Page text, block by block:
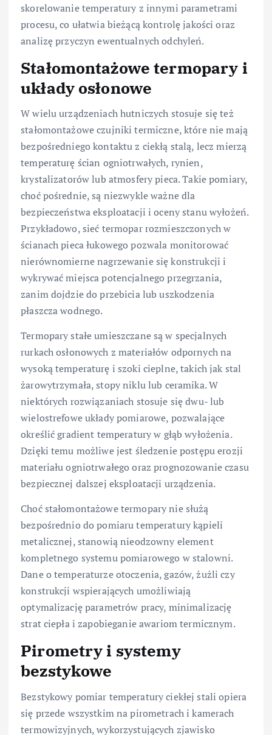
skorelowanie temperatury z innymi parametrami
procesu, co ułatwia bieżącą kontrolę jakości oraz
analizę przyczyn ewentualnych odchyleń.
Stałomontażowe termopary i
układy osłonowe
W wielu urządzeniach hutniczych stosuje się też
stałomontażowe czujniki termiczne, które nie mają
bezpośredniego kontaktu z ciekłą stalą, lecz mierzą
temperaturę ścian ogniotrwałych, rynien,
krystalizatorów lub atmosfery pieca. Takie pomiary,
choć pośrednie, są niezwykle ważne dla
bezpieczeństwa eksploatacji i oceny stanu wyłożeń.
Przykładowo, sieć termopar rozmieszczonych w
ścianach pieca łukowego pozwala monitorować
nierównomierne nagrzewanie się konstrukcji i
wykrywać miejsca potencjalnego przegrzania,
zanim dojdzie do przebicia lub uszkodzenia
płaszcza wodnego.
Termopary stałe umieszczane są w specjalnych
rurkach osłonowych z materiałów odpornych na
wysoką temperaturę i szoki cieplne, takich jak stal
żarowytrzymała, stopy niklu lub ceramika. W
niektórych rozwiązaniach stosuje się dwu- lub
wielostrefowe układy pomiarowe, pozwalające
określić gradient temperatury w głąb wyłożenia.
Dzięki temu możliwe jest śledzenie postępu erozji
materiału ogniotrwałego oraz prognozowanie czasu
bezpiecznej dalszej eksploatacji urządzenia.
Choć stałomontażowe termopary nie służą
bezpośrednio do pomiaru temperatury kąpieli
metalicznej, stanowią nieodzowny element
kompletnego systemu pomiarowego w stalowni.
Dane o temperaturze otoczenia, gazów, żużli czy
konstrukcji wspierających umożliwiają
optymalizację parametrów pracy, minimalizację
strat ciepła i zapobieganie awariom termicznym.
Pirometry i systemy
bezstykowe
Bezstykowy pomiar temperatury ciekłej stali opiera
się przede wszystkim na pirometrach i kamerach
termowizyjnych, wykorzystujących zjawisko